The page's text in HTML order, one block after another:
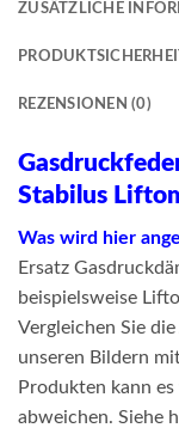
ZUSÄTZLICHE
REZENSIONEN (0)
Stabilus
Was wird hier
Ersatz
beispielsweise
Vergleichen Sie
unseren Bildern
Produkten kann
abweichen. Siehe